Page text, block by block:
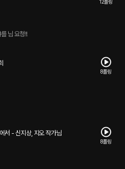
12플링
님 요청!!
8플링
서 - 신지상, 지오 작가님
8플링